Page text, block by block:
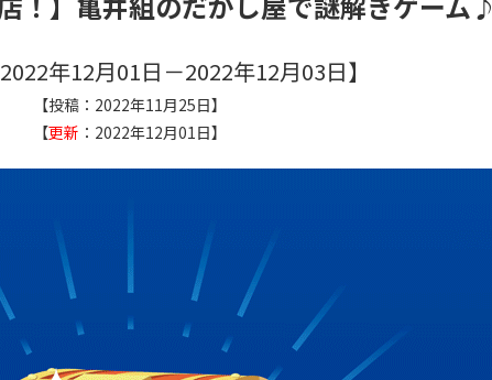
年12月01日－2022年12月03日】
【投稿：2022年11月25日】
【更新 ：2022年12月01日】